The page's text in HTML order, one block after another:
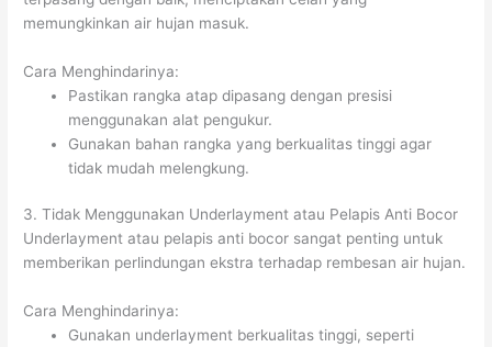
memungkinkan air hujan masuk.
Cara Menghindarinya:
Pastikan rangka atap dipasang dengan presisi
menggunakan alat pengukur.
Gunakan bahan rangka yang berkualitas tinggi agar
tidak mudah melengkung.
3. Tidak Menggunakan Underlayment atau Pelapis Anti Bocor
Underlayment atau pelapis anti bocor sangat penting untuk
memberikan perlindungan ekstra terhadap rembesan air hujan.
Cara Menghindarinya:
Gunakan underlayment berkualitas tinggi, seperti